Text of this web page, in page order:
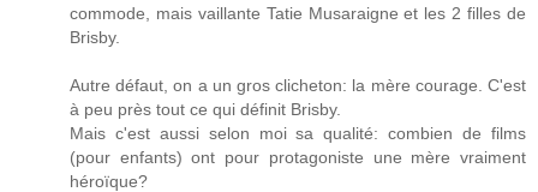
commode, mais vaillante Tatie Musaraigne et les 2 filles de
Brisby.
Autre défaut, on a un gros clicheton: la mère courage. C'est
à peu près tout ce qui définit Brisby.
Mais c'est aussi selon moi sa qualité: combien de films
(pour enfants) ont pour protagoniste une mère vraiment
héroïque?